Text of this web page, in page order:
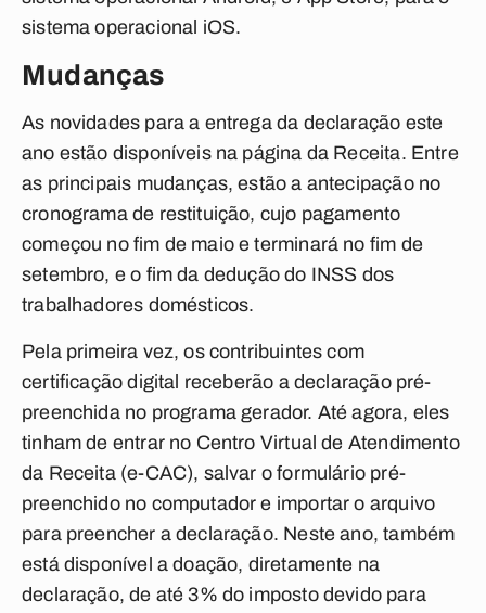
sistema operacional iOS.
Mudanças
As novidades para a entrega da declaração este
ano estão disponíveis na página da Receita. Entre
as principais mudanças, estão a antecipação no
cronograma de restituição, cujo pagamento
começou no fim de maio e terminará no fim de
setembro, e o fim da dedução do INSS dos
trabalhadores domésticos.
Pela primeira vez, os contribuintes com
certificação digital receberão a declaração pré-
preenchida no programa gerador. Até agora, eles
tinham de entrar no Centro Virtual de Atendimento
da Receita (e-CAC), salvar o formulário pré-
preenchido no computador e importar o arquivo
para preencher a declaração. Neste ano, também
está disponível a doação, diretamente na
declaração, de até 3% do imposto devido para